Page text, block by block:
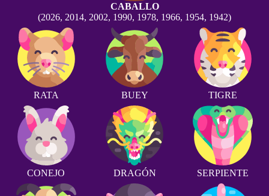
CABALLO
(2026, 2014, 2002, 1990, 1978, 1966, 1954, 1942)
RATA BUEY TIGRE
CONEJO DRAGÓN SERPIENTE